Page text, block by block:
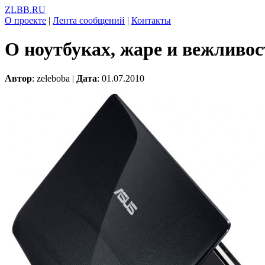
ZLBB.RU
О проекте | Лента сообщений | Контакты
О ноутбуках, жаре и
Автор: zeleboba | Дата: 01.07.2010